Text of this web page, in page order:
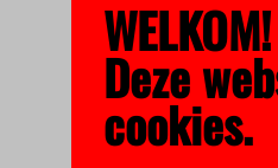
WELKOM!
Deze
cookies.